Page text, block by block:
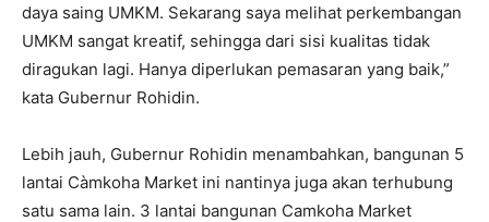
daya saing UMKM. Sekarang saya melihat perkembangan
UMKM sangat kreatif, sehingga dari sisi kualitas tidak
diragukan lagi. Hanya diperlukan pemasaran yang baik,”
kata Gubernur Rohidin.
Lebih jauh, Gubernur Rohidin menambahkan, bangunan 5
lantai Càmkoha Market ini nantinya juga akan terhubung
satu sama lain. 3 lantai bangunan Camkoha Market